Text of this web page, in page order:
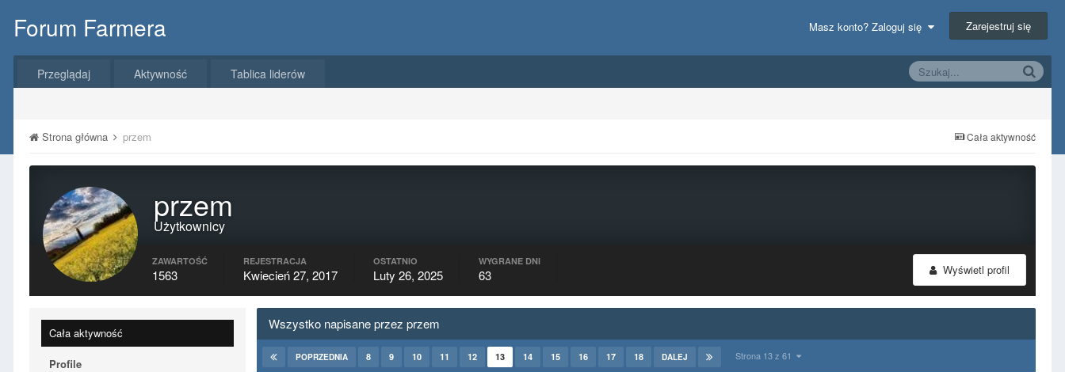
Forum Farmera Masz konto? Zaloguj się Zarejestruj się
Przeglądaj Aktywność Tablica liderów
Cała aktywność
Strona główna przem
przem
Użytkownicy
Wyświetl profil
ZAWARTOŚĆ
1563
REJESTRACJA
Kwiecień 27, 2017
OSTATNIO
Luty 26, 2025
WYGRANE DNI
63
Cała aktywność
Profile
Wszystko napisane przez przem
POPRZEDNIA 8 9 10 11 12 13 14 15 16 17 18 DALEJ Strona 13 z 61